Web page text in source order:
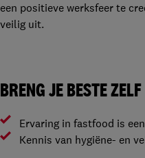
een positieve werksfeer te
veilig uit.
BRENG JE BESTE ZELF
Ervaring in fastfood is
Kennis van hygiëne- en